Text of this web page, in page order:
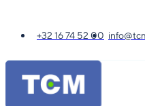
+32 16 74 52 00